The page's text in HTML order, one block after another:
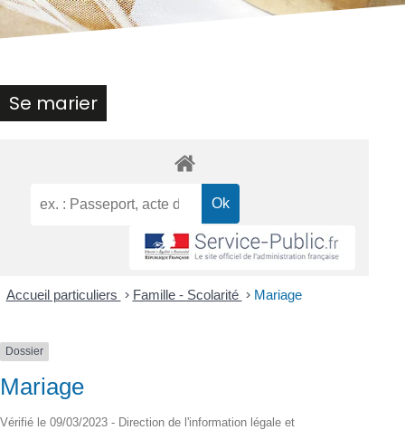
Se marier
Accueil particuliers > Famille - Scolarité > Mariage
Dossier
Mariage
Vérifié le 09/03/2023 - Direction de l'information légale et